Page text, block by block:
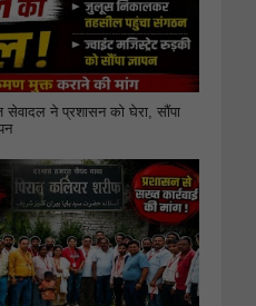
ने प्रशासन को घेरा, सौंपा